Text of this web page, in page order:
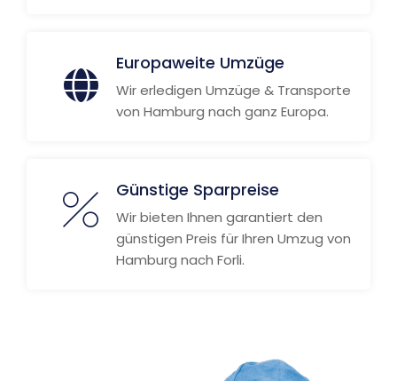
Europaweite Umzüge
Wir erledigen Umzüge & Transporte
von Hamburg nach ganz Europa.
Günstige Sparpreise
Wir bieten Ihnen garantiert den
günstigen Preis für Ihren Umzug von
Hamburg nach Forli.